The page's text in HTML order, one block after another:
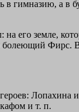
гимназию, а в
его земле,
Фирс.
и т. п.